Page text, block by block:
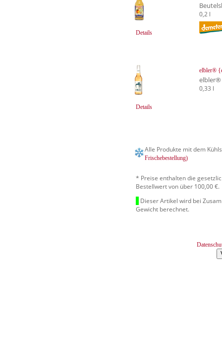
Details
0,2 l
Details
elbler®
elbler®
0,33 l
Alle Produkte mit dem
Frischebestellung)
* Preise enthalten die
Bestellwert von über 100,00 €.
Dieser Artikel wird bei
Gewicht berechnet.